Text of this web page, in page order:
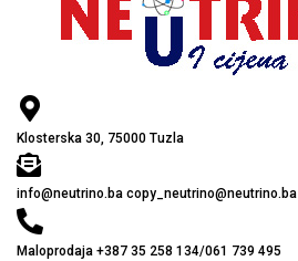
Klosterska 30, 75000 Tuzla
info@neutrino.ba copy_neutrino@neutrino.ba
Maloprodaja +387 35 258 134/061 739 495